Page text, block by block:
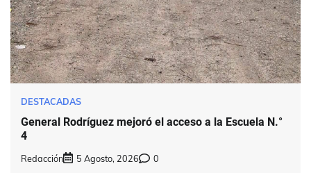
DESTACADAS
General Rodríguez mejoró el acceso a la Escuela N.°
4
Redacción 5 Agosto, 2026 0